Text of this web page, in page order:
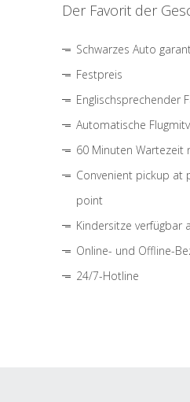
Der Favorit der
Schwarzes Auto
Festpreis
Englischsprechender
Automatische
60 Minuten Wartezeit
Convenient pickup at
point
Kindersitze verfügbar
Online- und Offline-
24/7-Hotline